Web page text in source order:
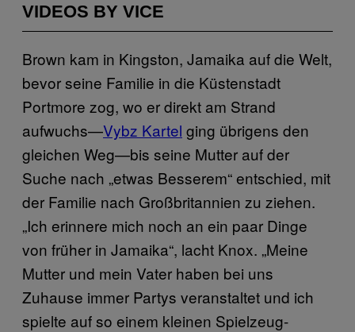
VIDEOS BY VICE
Brown kam in Kingston, Jamaika auf die Welt,
bevor seine Familie in die Küstenstadt
Portmore zog, wo er direkt am Strand
aufwuchs—Vybz Kartel ging übrigens den
gleichen Weg—bis seine Mutter auf der
Suche nach „etwas Besserem“ entschied, mit
der Familie nach Großbritannien zu ziehen.
„Ich erinnere mich noch an ein paar Dinge
von früher in Jamaika“, lacht Knox. „Meine
Mutter und mein Vater haben bei uns
Zuhause immer Partys veranstaltet und ich
spielte auf so einem kleinen Spielzeug-